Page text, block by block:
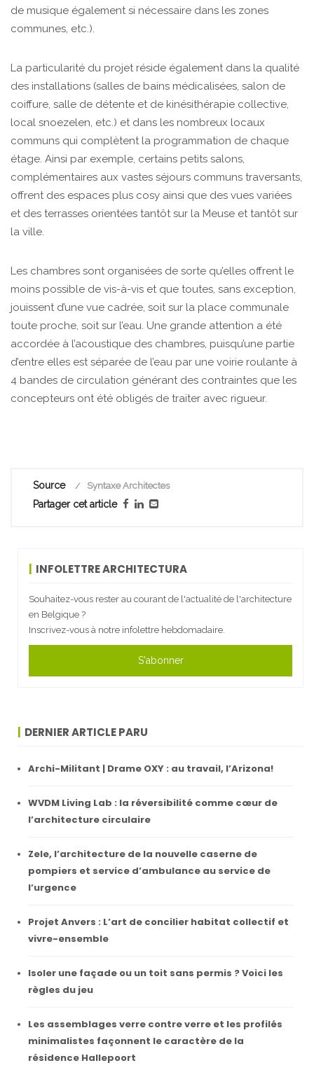
de musique également si nécessaire dans les zones
communes, etc.).
La particularité du projet réside également dans la qualité
des installations (salles de bains médicalisées, salon de
coiffure, salle de détente et de kinésithérapie collective,
local snoezelen, etc.) et dans les nombreux locaux
communs qui complètent la programmation de chaque
étage. Ainsi par exemple, certains petits salons,
complémentaires aux vastes séjours communs traversants,
offrent des espaces plus cosy ainsi que des vues variées
et des terrasses orientées tantôt sur la Meuse et tantôt sur
la ville.
Les chambres sont organisées de sorte qu’elles offrent le
moins possible de vis-à-vis et que toutes, sans exception,
jouissent d’une vue cadrée, soit sur la place communale
toute proche, soit sur l’eau. Une grande attention a été
accordée à l’acoustique des chambres, puisqu’une partie
d’entre elles est séparée de l’eau par une voirie roulante à
4 bandes de circulation générant des contraintes que les
concepteurs ont été obligés de traiter avec rigueur.
Source Syntaxe Architectes
Partager cet article
INFOLETTRE ARCHITECTURA
Souhaitez-vous rester au courant de l'actualité de l'architecture
en Belgique ?
Inscrivez-vous à notre infolettre hebdomadaire.
S'abonner
DERNIER ARTICLE PARU
Archi-Militant | Drame OXY : au travail, l’Arizona!
WVDM Living Lab : la réversibilité comme cœur de
l’architecture circulaire
Zele, l’architecture de la nouvelle caserne de
pompiers et service d’ambulance au service de
l’urgence
Projet Anvers : L’art de concilier habitat collectif et
vivre-ensemble
Isoler une façade ou un toit sans permis ? Voici les
règles du jeu
Les assemblages verre contre verre et les profilés
minimalistes façonnent le caractère de la
résidence Hallepoort